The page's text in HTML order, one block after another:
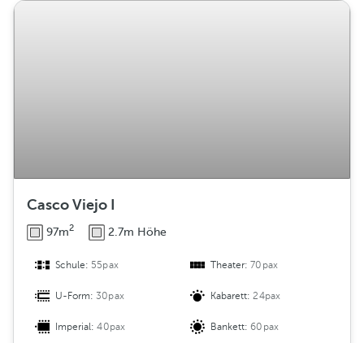
Casco Viejo I
97m2 2.7m Höhe
Schule: 55pax Theater:70pax
U-Form:30pax Kabarett:24pax
Imperial:40pax Bankett:60pax